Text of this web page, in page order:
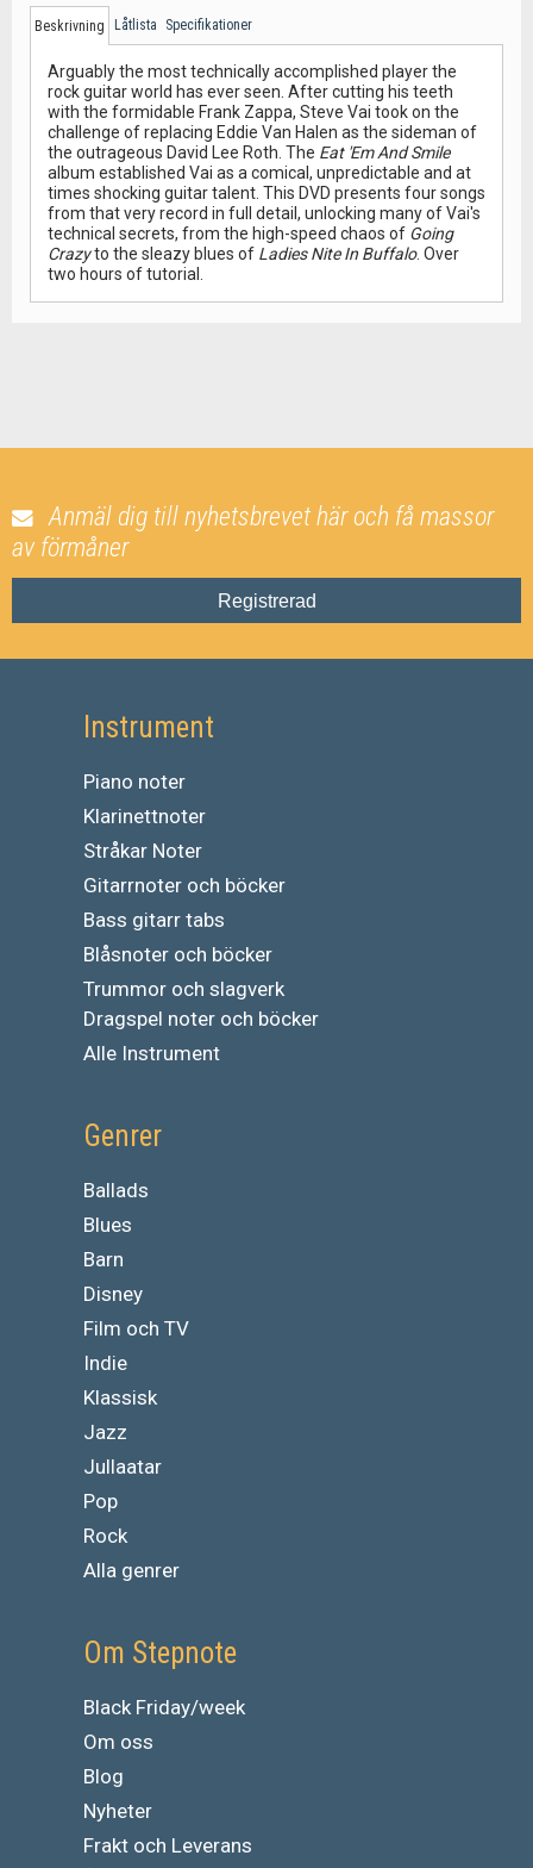
Beskrivning Låtlista Specifikationer
Arguably the most technically accomplished player the
rock guitar world has ever seen. After cutting his teeth
with the formidable Frank Zappa, Steve Vai took on the
challenge of replacing Eddie Van Halen as the sideman of
the outrageous David Lee Roth. The Eat 'Em And Smile
album established Vai as a comical, unpredictable and at
times shocking guitar talent. This DVD presents four songs
from that very record in full detail, unlocking many of Vai's
technical secrets, from the high-speed chaos of Going
Crazyto the sleazy blues of Ladies Nite In Buffalo. Over
two hours of tutorial.
Anmäl dig till nyhetsbrevet här och få massor
av förmåner
Registrerad
Instrument
Piano noter
Klarinettnoter
Stråkar Noter
Gitarrnoter och böcker
Bass gitarr tabs
Blåsnoter och böcker
Trummor och slagverk
Dragspel noter och böcker
Alle Instrument
Genrer
Ballads
Blues
Barn
Disney
Film och TV
Indie
Klassisk
Jazz
Jullaatar
Pop
Rock
Alla genrer
Om Stepnote
Black Friday/week
Om oss
Blog
Nyheter
Frakt och Leverans